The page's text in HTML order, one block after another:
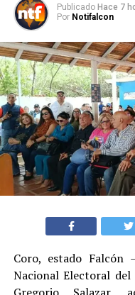
Publicado Hace 7
Por Notifalcon
Coro, estado Falcón
Nacional Electoral del